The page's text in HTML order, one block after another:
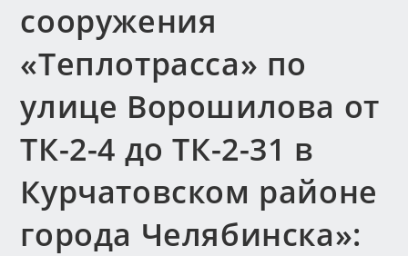
сооружения
«Теплотрасса» по
улице Ворошилова от
ТК-2-4 до ТК-2-31 в
Курчатовском районе
города Челябинска»: